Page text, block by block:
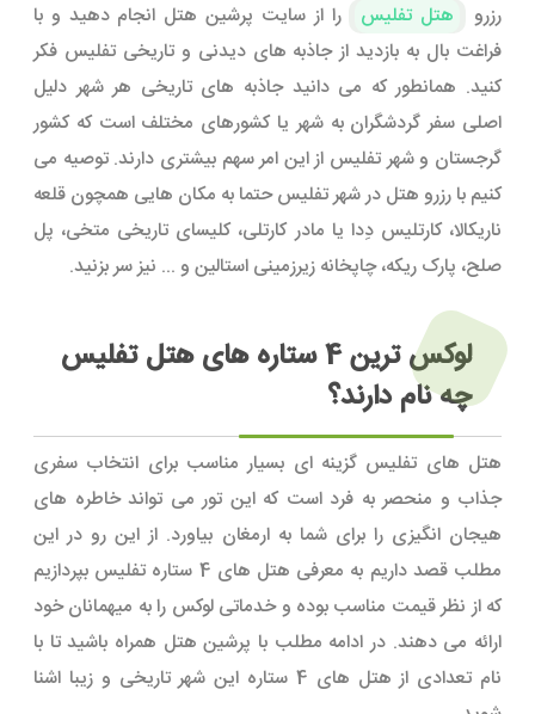
رزرو هتل تفلیس
را از سایت پرشین هتل انجام دهید و با
فراغت بال به بازدید از جاذبه های دیدنی و تاریخی تفلیس فکر
کنید. همانطور که می دانید جاذبه های تاریخی هر شهر دلیل
اصلی سفر گردشگران به شهر یا کشورهای مختلف است که کشور
گرجستان و شهر تفلیس از این امر سهم بیشتری دارند. توصیه می
کنیم با رزرو هتل در شهر تفلیس حتما به مکان هایی همچون قلعه
ناریکالا، کارتلیس دِدا یا مادر کارتلی، کلیسای تاریخی متخی، پل
صلح، پارک ریکه، چاپخانه زیرزمینی استالین و ... نیز سر بزنید.
لوکس ترین 4 ستاره های هتل تفلیس
چه نام دارند؟
هتل های تفلیس گزینه ای بسیار مناسب برای انتخاب سفری
جذاب و منحصر به فرد است که این تور می تواند خاطره های
هیجان انگیزی را برای شما به ارمغان بیاورد. از این رو در این
مطلب قصد داریم به معرفی هتل های 4 ستاره تفلیس بپردازیم
که از نظر قیمت مناسب بوده و خدماتی لوکس را به میهمانان خود
ارائه می دهند. در ادامه مطلب با پرشین هتل همراه باشید تا با
نام تعدادی از هتل های 4 ستاره این شهر تاریخی و زیبا اشنا